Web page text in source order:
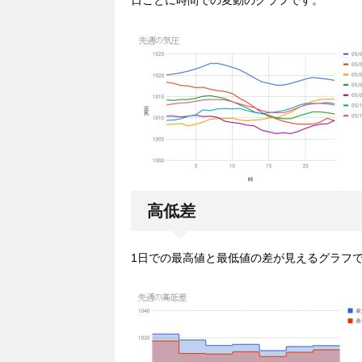
高低差
1日での最高値と最低値の差が見えるグラフ